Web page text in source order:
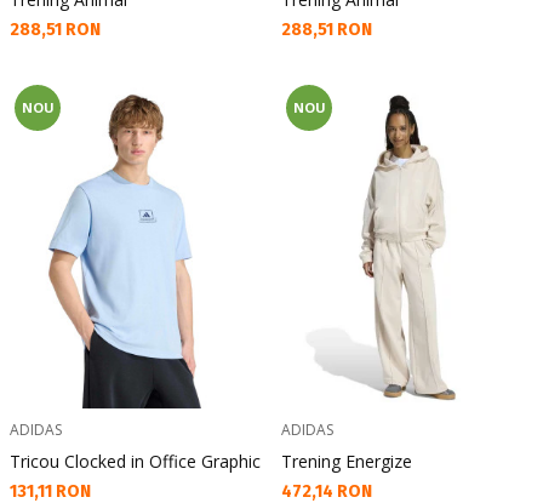
Текуща цена:
288,51 RON Текуща цена:
288,51 RON
NOU
ADIDAS
Tricou Clocked in Office Graphic
Текуща цена:
131,11 RON
NOU
ADIDAS
Trening Energize
Текуща цена:
472,14 RON